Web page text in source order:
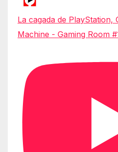
La cagada de PlayStation,
Machine - Gaming Room